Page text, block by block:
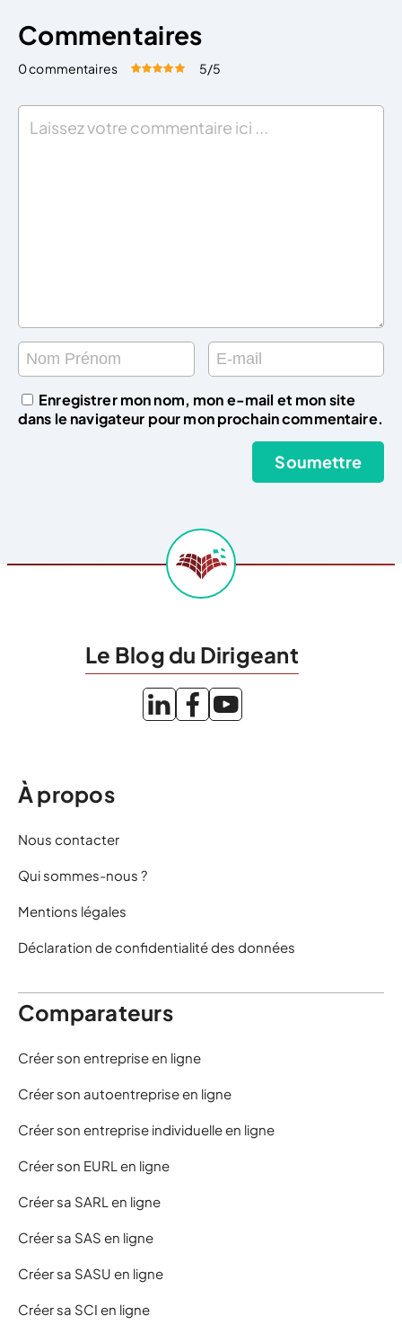
Commentaires
0 commentaires Évaluez cet article:
5/5
Enregistrer mon nom, mon e-mail et mon site
dans le navigateur pour mon prochain commentaire.
Le Blog du Dirigeant
À propos
Nous contacter
Qui sommes-nous ?
Mentions légales
Déclaration de confidentialité des données
Comparateurs
Créer son entreprise en ligne
Créer son autoentreprise en ligne
Créer son entreprise individuelle en ligne
Créer son EURL en ligne
Créer sa SARL en ligne
Créer sa SAS en ligne
Créer sa SASU en ligne
Créer sa SCI en ligne